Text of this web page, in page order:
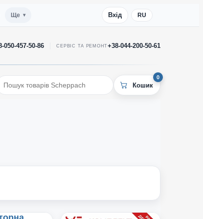
Ще Вхід RU
050-457-50-86 СЕРВІС ТА РЕМОНТ+38-044-200-50-61
0